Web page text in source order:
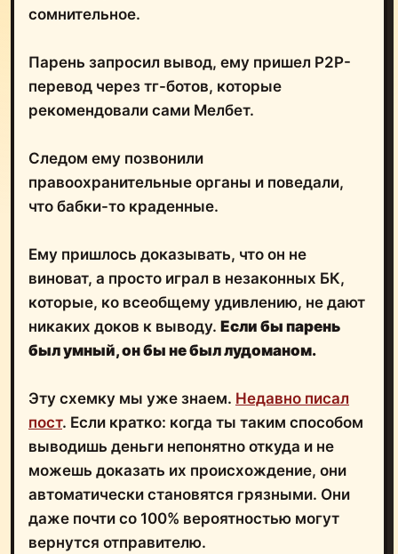
сомнительное.
Парень запросил вывод, ему пришел Р2Р-
перевод через тг-ботов, которые
рекомендовали сами Мелбет.
Следом ему позвонили
правоохранительные органы и поведали,
что бабки-то краденные.
Ему пришлось доказывать, что он не
виноват, а просто играл в незаконных БК,
которые, ко всеобщему удивлению, не дают
никаких доков к выводу. Если бы парень
был умный, он бы не был лудоманом.
Эту схемку мы уже знаем. Недавно писал
пост. Если кратко: когда ты таким способом
выводишь деньги непонятно откуда и не
можешь доказать их происхождение, они
автоматически становятся грязными. Они
даже почти со 100% вероятностью могут
вернутся отправителю.